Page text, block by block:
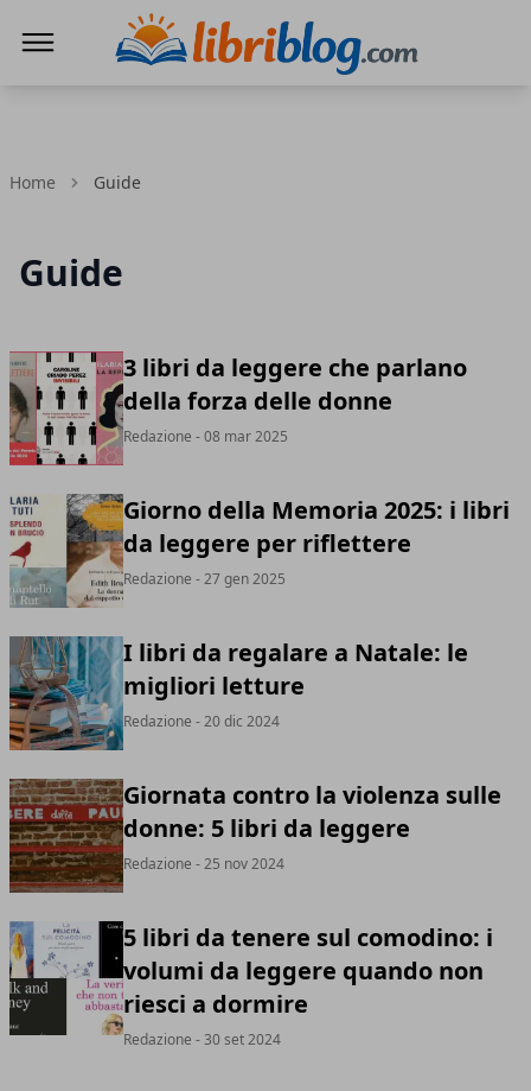
Home Guide
Guide
3 libri da leggere che parlano
della forza delle donne
Redazione - 08 mar 2025
Giorno della Memoria 2025: i libri
da leggere per riflettere
Redazione - 27 gen 2025
I libri da regalare a Natale: le
migliori letture
Redazione - 20 dic 2024
Giornata contro la violenza sulle
donne: 5 libri da leggere
Redazione - 25 nov 2024
5 libri da tenere sul comodino: i
volumi da leggere quando non
riesci a dormire
Redazione - 30 set 2024